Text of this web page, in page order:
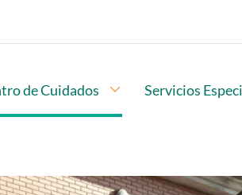
de Cuidados Abrir subopciones
Servicios